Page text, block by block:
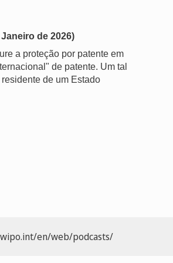
de 2026)
a proteção por patente em
de patente. Um tal
de um Estado
en/web/podcasts/